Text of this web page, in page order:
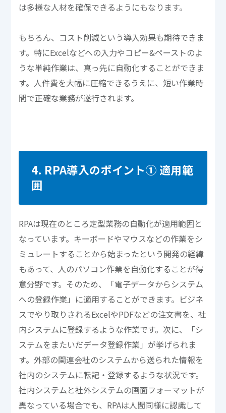
は多様な人材を確保できるようにもなります。
もちろん、コスト削減という導入効果も期待できま
す。特にExcelなどへの入力やコピー&ペーストのよ
うな単純作業は、真っ先に自動化することができま
す。人件費を大幅に圧縮できるうえに、短い作業時
間で正確な業務が遂行されます。
4. RPA導入のポイント① 適用範
囲
RPAは現在のところ定型業務の自動化が適用範囲と
なっています。キーボードやマウスなどの作業をシ
ミュレートすることから始まったという開発の経緯
もあって、人のパソコン作業を自動化することが得
意分野です。そのため、「電子データからシステム
への登録作業」に適用することができます。ビジネ
スでやり取りされるExcelやPDFなどの注文書を、社
内システムに登録するような作業です。次に、「シ
ステムをまたいだデータ登録作業」が挙げられま
す。外部の関連会社のシステムから送られた情報を
社内のシステムに転記・登録するような状況です。
社内システムと社外システムの画面フォーマットが
異なっている場合でも、RPAは人間同様に認識して